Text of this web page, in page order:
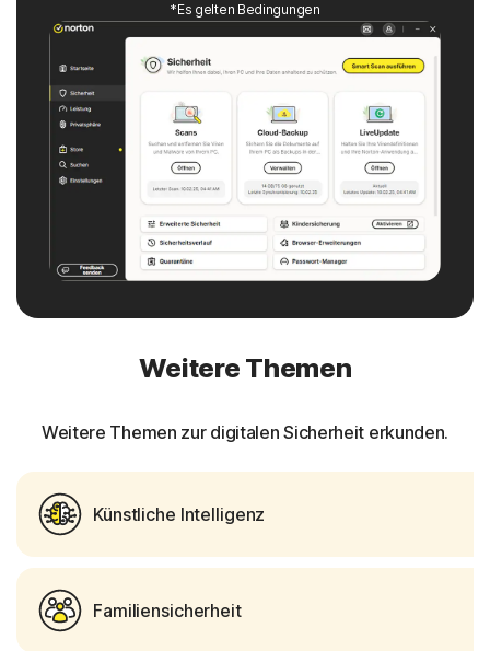
*Es gelten Bedingungen
Weitere Themen
Weitere Themen zur digitalen Sicherheit erkunden.
Künstliche Intelligenz
Familiensicherheit